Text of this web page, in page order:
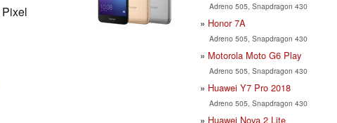
Adreno 505, Snapdragon 430
Honor 7A
Adreno 505, Snapdragon 430
Motorola Moto G6 Play
Adreno 505, Snapdragon 430
Huawei Y7 Pro 2018
Adreno 505, Snapdragon 430
Huawei Nova 2 Lite